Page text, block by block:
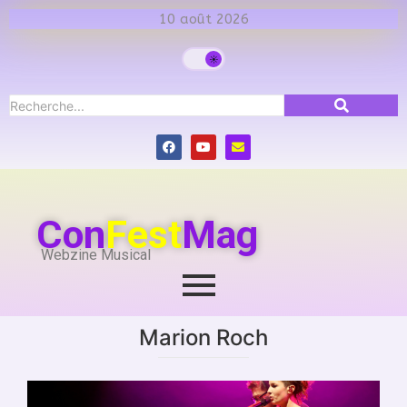
10 août 2026
ConFestMag
Webzine Musical
Marion Roch